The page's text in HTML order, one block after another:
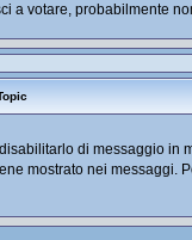
a votare, probabilmente
di messaggio
mostrato nei